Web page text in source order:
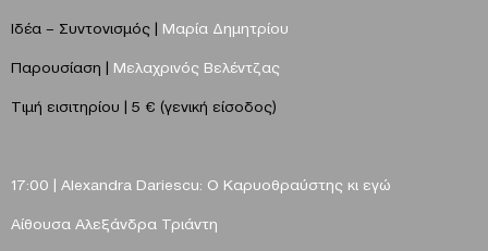
Ιδέα – Συντονισμός | Μαρία Δημητρίου
Παρουσίαση | Μελαχρινός Βελέντζας
Τιμή εισιτηρίου | 5 € (γενική είσοδος)
17:00 | Alexandra Dariescu: Ο Καρυοθραύστης κι εγώ
Αίθουσα Αλεξάνδρα Τριάντη